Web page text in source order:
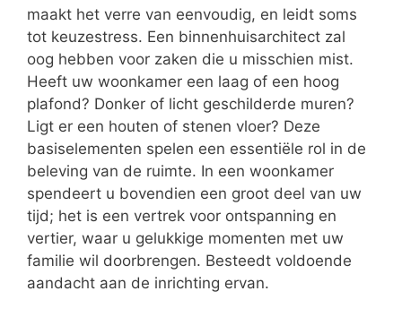
maakt het verre van eenvoudig, en leidt soms
tot keuzestress. Een binnenhuisarchitect zal
oog hebben voor zaken die u misschien mist.
Heeft uw woonkamer een laag of een hoog
plafond? Donker of licht geschilderde muren?
Ligt er een houten of stenen vloer? Deze
basiselementen spelen een essentiële rol in de
beleving van de ruimte. In een woonkamer
spendeert u bovendien een groot deel van uw
tijd; het is een vertrek voor ontspanning en
vertier, waar u gelukkige momenten met uw
familie wil doorbrengen. Besteedt voldoende
aandacht aan de inrichting ervan.